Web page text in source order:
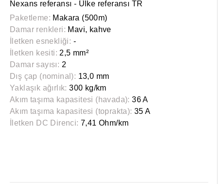
Nexans referansı - Ülke referansı TR
Paketleme: Makara (500m)
Damar renkleri: Mavi, kahve
İletken esnekliği: -
İletken kesiti: 2,5 mm²
Damar sayısı: 2
Dış çap (nominal): 13,0 mm
Yaklaşık ağırlık: 300 kg/km
Akım taşıma kapasitesi (havada): 36 A
Akım taşıma kapasitesi (toprakta): 35 A
İletken DC Direnci: 7,41 Ohm/km